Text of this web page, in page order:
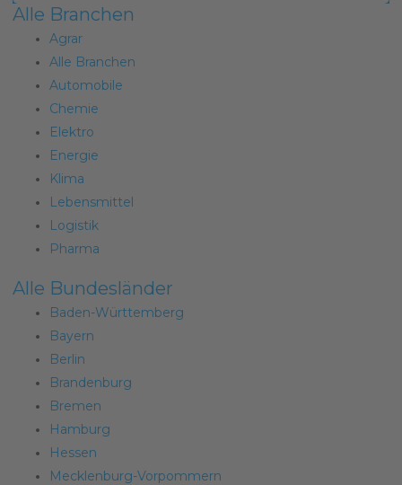
Alle Branchen
Agrar
Alle Branchen
Automobile
Chemie
Elektro
Energie
Klima
Lebensmittel
Logistik
Pharma
Alle Bundesländer
Baden-Württemberg
Bayern
Berlin
Brandenburg
Bremen
Hamburg
Hessen
Mecklenburg-Vorpommern